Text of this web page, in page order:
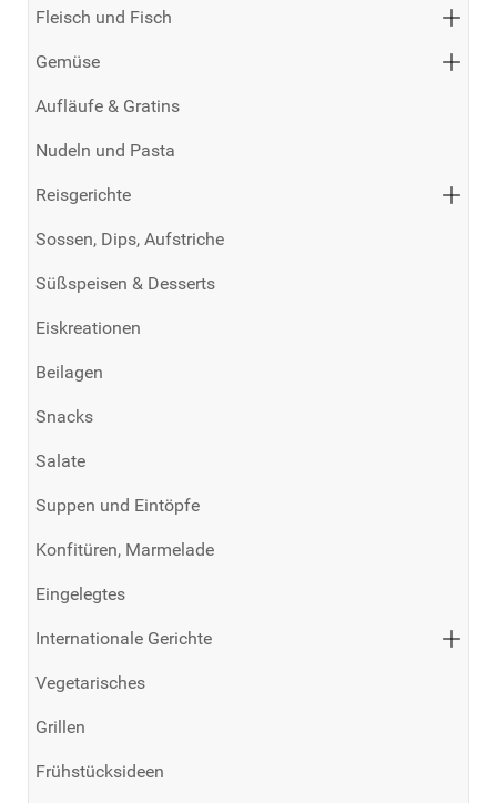
Fleisch und Fisch
Gemüse
Aufläufe & Gratins
Nudeln und Pasta
Reisgerichte
Sossen, Dips, Aufstriche
Süßspeisen & Desserts
Eiskreationen
Beilagen
Snacks
Salate
Suppen und Eintöpfe
Konfitüren, Marmelade
Eingelegtes
Internationale Gerichte
Vegetarisches
Grillen
Frühstücksideen